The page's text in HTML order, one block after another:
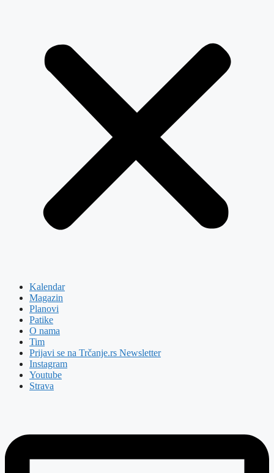
Kalendar
Magazin
Planovi
Patike
O nama
Tim
Prijavi se na Trčanje.rs Newsletter
Instagram
Youtube
Strava